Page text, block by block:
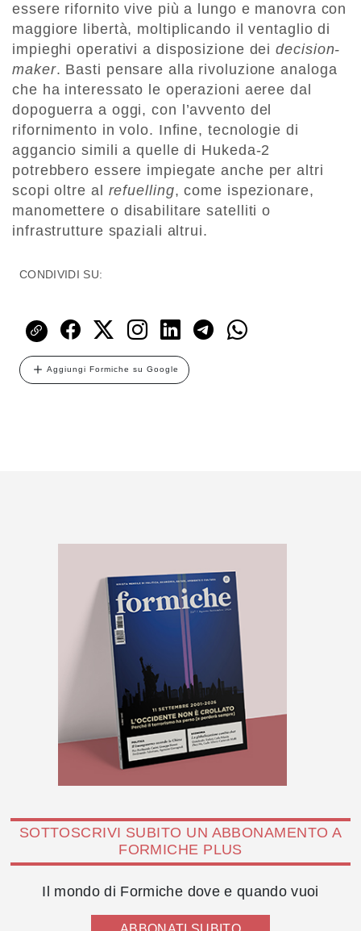
essere rifornito vive più a lungo e manovra con
maggiore libertà, moltiplicando il ventaglio di
impieghi operativi a disposizione deidecision-
maker. Basti pensare alla rivoluzione analoga
che ha interessato le operazioni aeree dal
dopoguerra a oggi, con l’avvento del
rifornimento in volo. Infine, tecnologie di
aggancio simili a quelle di Hukeda-2
potrebbero essere impiegate anche per altri
scopi oltre al refuelling, come ispezionare,
manomettere o disabilitare satelliti o
infrastrutture spaziali altrui.
CONDIVIDI SU:
Aggiungi Formiche su Google
SOTTOSCRIVI SUBITO UN ABBONAMENTO A
FORMICHE PLUS
Il mondo di Formiche dove e quando vuoi